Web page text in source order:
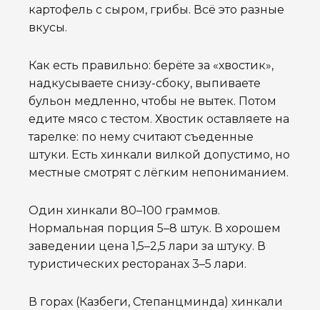
картофель с сыром, грибы. Всё это разные
вкусы.
Как есть правильно: берёте за «хвостик»,
надкусываете снизу-сбоку, выпиваете
бульон медленно, чтобы не вытек. Потом
едите мясо с тестом. Хвостик оставляете на
тарелке: по нему считают съеденные
штуки. Есть хинкали вилкой допустимо, но
местные смотрят с лёгким непониманием.
Один хинкали 80–100 граммов.
Нормальная порция 5–8 штук. В хорошем
заведении цена 1,5–2,5 лари за штуку. В
туристических ресторанах 3–5 лари.
В горах (Казбеги, Степанцминда) хинкали